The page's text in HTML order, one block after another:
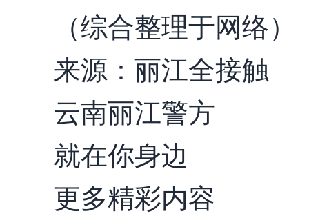
（综合整理于网络）
来源：丽江全接触
云南丽江警方
就在你身边
更多精彩内容